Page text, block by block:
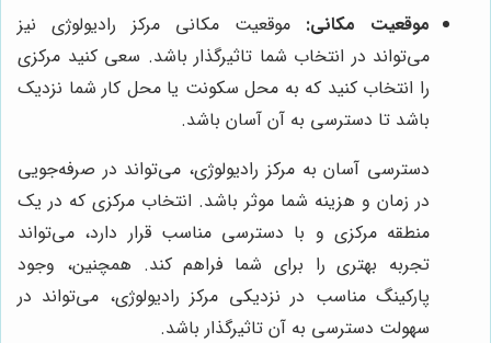
موقعیت مکانی: موقعیت مکانی مرکز رادیولوژی نیز
می‌تواند در انتخاب شما تاثیرگذار باشد. سعی کنید مرکزی
را انتخاب کنید که به محل سکونت یا محل کار شما نزدیک
باشد تا دسترسی به آن آسان باشد.
دسترسی آسان به مرکز رادیولوژی، می‌تواند در صرفه‌جویی
در زمان و هزینه شما موثر باشد. انتخاب مرکزی که در یک
منطقه مرکزی و با دسترسی مناسب قرار دارد، می‌تواند
تجربه بهتری را برای شما فراهم کند. همچنین، وجود
پارکینگ مناسب در نزدیکی مرکز رادیولوژی، می‌تواند در
سهولت دسترسی به آن تاثیرگذار باشد.